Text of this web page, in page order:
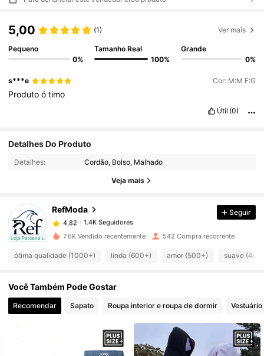
5,00 (1) Ver mais
Pequeno
0%
Tamanho Real
100%
Grande
0%
s***e Cor: M:M F:G
Produtoótimo
Útil (0)
Detalhes Do Produto
Detalhes: Cordão, Bolso, Malhado
Veja mais
Loja Parceira Local
RefModa
4,82 1.4K Seguidores
1.4K Seguidores
4,82
1.4K Seguidores
s***o
1 dia atrás
4,82 1.4K Seguidores
4,82 1.4K Seguidores
1.4K Seguidores
Seguir
7.6K Vendido recentemente 542 Compra recorrente
ótima qualidade (1000+) linda (600+) amor (500+) suave
Você Também Pode Gostar
Recomendar Sapato Roupa interior e roupa de dormir